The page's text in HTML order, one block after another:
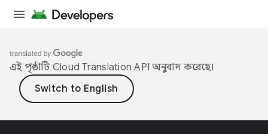
এই পৃষ্ঠাটি Cloud Translation API অনুবাদ করেছে।